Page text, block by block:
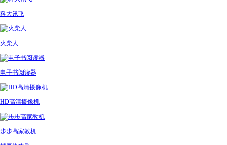
科大讯飞
火柴人
电子书阅读器
HD高清摄像机
步步高家教机